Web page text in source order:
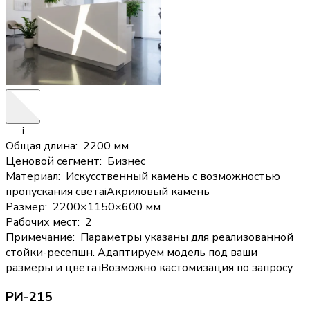
i
Общая длина: 2200 мм
Ценовой сегмент: Бизнес
Материал: Искусственный камень с возможностью
пропускания светаiАкриловый камень
Размер: 2200×1150×600 мм
Рабочих мест: 2
Примечание: Параметры указаны для реализованной
стойки-ресепшн. Адаптируем модель под ваши
размеры и цвета.iВозможно кастомизация по запросу
РИ-215